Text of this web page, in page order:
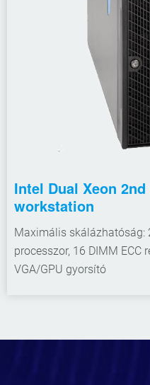
Intel Dual Xeon
workstation
Maximális
processzor, 16 DIMM ECC
VGA/GPU gyorsító